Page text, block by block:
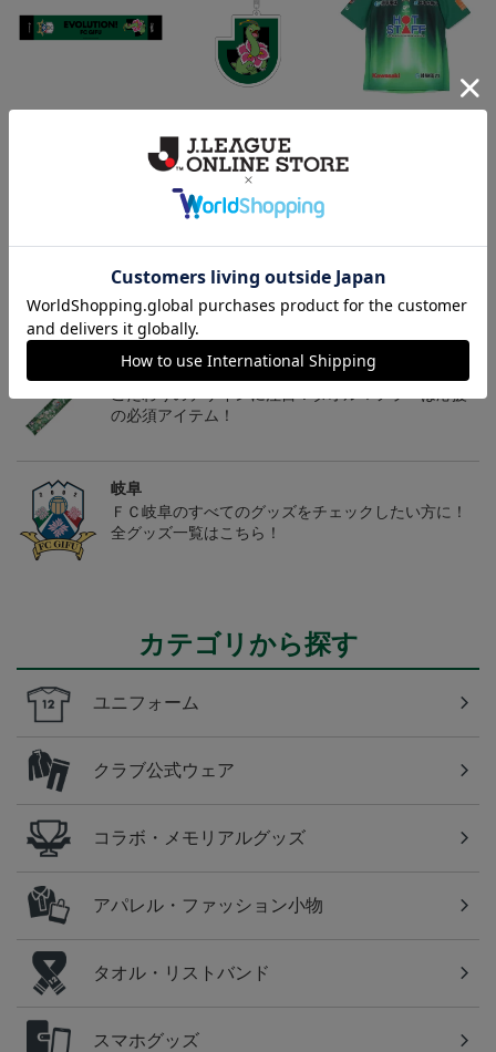
ーホルダー
1,100円
チームマスコットグッズは、サポーターやファン必
見！今すぐチェックしてみてください！
岐阜
の必須アイテム！
岐阜
ＦＣ岐阜のすべてのグッズをチェックしたい方に！
全グッズ一覧はこちら！
カテゴリから探す
ユニフォーム
クラブ公式ウェア
コラボ・メモリアルグッズ
アパレル・ファッション小物
タオル・リストバンド
スマホグッズ